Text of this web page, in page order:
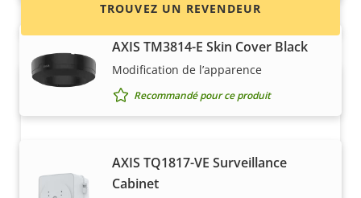
AXIS TM3814-E Skin Cover Black
Modification de l’apparence
Recommandé pour ce produit
AXIS TQ1817-VE Surveillance
Cabinet
TROUVEZ UN REVENDEUR